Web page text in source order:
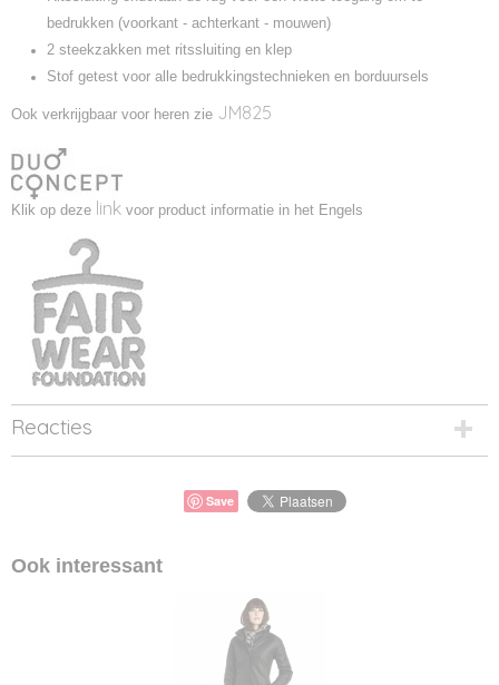
bedrukken (voorkant - achterkant - mouwen)
2 steekzakken met ritssluiting en klep
Stof getest voor alle bedrukkingstechnieken en borduursels
Ook verkrijgbaar voor heren zie JM825
Klik op deze link voor product informatie in het Engels
Reacties
Save
Ook interessant